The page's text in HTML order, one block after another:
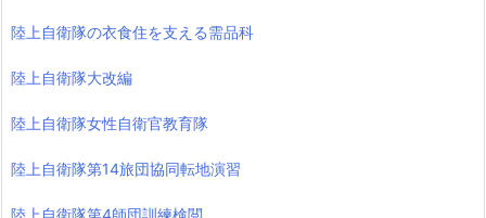
陸上自衛隊の衣食住を支える需品科
陸上自衛隊大改編
陸上自衛隊女性自衛官教育隊
陸上自衛隊第14旅団協同転地演習